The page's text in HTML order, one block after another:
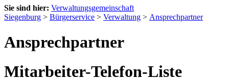
Sie sind hier: Verwaltungsgemeinschaft
Siegenburg > Bürgerservice > Verwaltung > Ansprechpartner
Ansprechpartner
Mitarbeiter-Telefon-Liste